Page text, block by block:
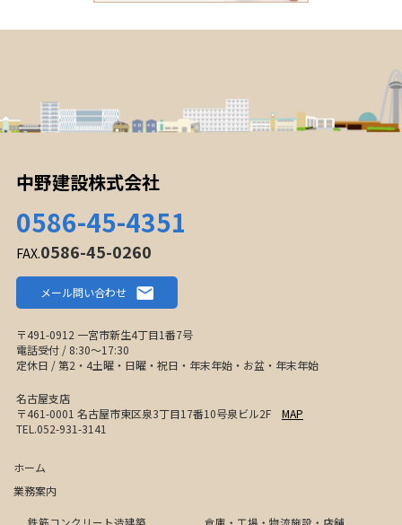
中野建設株式会社
0586-45-4351
FAX.0586-45-0260
メール問い合わせ
〒491-0912 一宮市新生4丁目1番7号
電話受付 / 8:30〜17:30
定休日 / 第2・4土曜・日曜・祝日・年末年始・お盆・年末年始
名古屋支店
〒461-0001 名古屋市東区泉3丁目17番10号泉ビル2F MAP
TEL.052-931-3141
ホーム
業務案内
鉄筋コンクリート造建築 倉庫・工場・物流施設・店舗